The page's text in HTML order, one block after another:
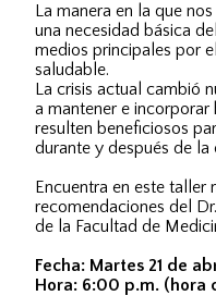
La manera en la que
una necesidad básica
medios principales por
saludable.
La crisis actual cambió
a mantener e
resulten beneficiosos
durante y después de la
Encuentra en este taller
recomendaciones del
de la Facultad de
Fecha: Martes 21 de
Hora: 6:00 p.m. (hora